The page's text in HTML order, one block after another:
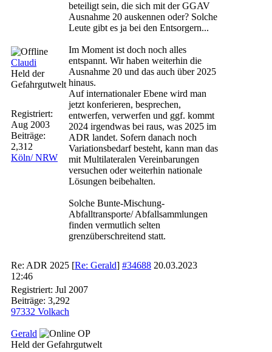
Claudi
Held der
Gefahrgutwelt
Registriert:
Aug 2003
Beiträge:
2,312
Köln/ NRW
beteiligt sein, die sich mit der GGAV
Ausnahme 20 auskennen oder? Solche
Leute gibt es ja bei den Entsorgern...
Im Moment ist doch noch alles
entspannt. Wir haben weiterhin die
Ausnahme 20 und das auch über 2025
hinaus.
Auf internationaler Ebene wird man
jetzt konferieren, besprechen,
entwerfen, verwerfen und ggf. kommt
2024 irgendwas bei raus, was 2025 im
ADR landet. Sofern danach noch
Variationsbedarf besteht, kann man das
mit Multilateralen Vereinbarungen
versuchen oder weiterhin nationale
Lösungen beibehalten.
Solche Bunte-Mischung-
Abfalltransporte/ Abfallsammlungen
finden vermutlich selten
grenzüberschreitend statt.
Re: ADR 2025 [Re: Gerald] #34688 20.03.2023
12:46
Registriert: Jul 2007
Beiträge: 3,292
97332 Volkach
Gerald
OP
Held der Gefahrgutwelt